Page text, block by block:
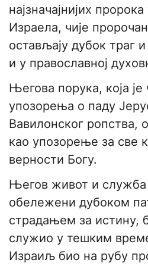
најзначајнијих
Израела, чије
остављају дубок траг
и у православној
Његова порука, која је
упозорења о паду
Вавилонског ропства,
као упозорење за све
верности Богу.
Његов живот и служба
обележени дубоком
страдањем за истину,
служио у тешким
Израиљ био на рубу